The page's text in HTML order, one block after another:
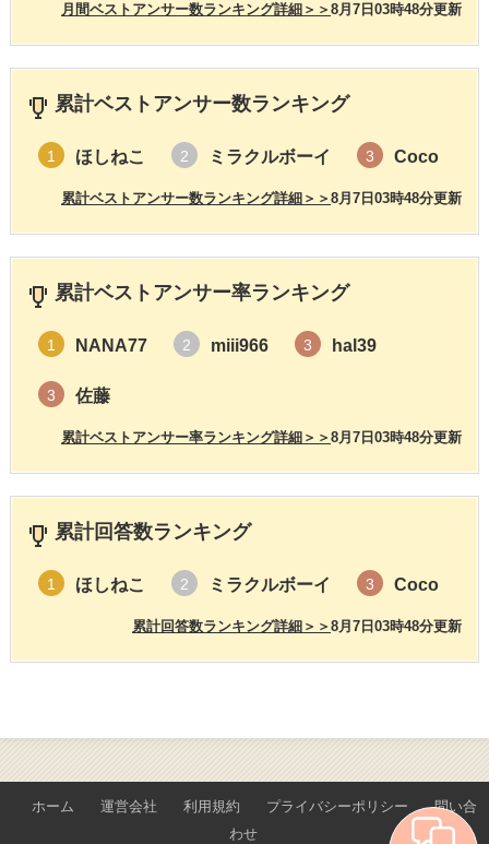
8月7日03時48分更新
月間ベストアンサー数ランキング詳細＞＞
累計ベストアンサー数ランキング
1 ほしねこ 2 ミラクルボーイ 3 Coco
8月7日03時48分更新
累計ベストアンサー数ランキング詳細＞＞
累計ベストアンサー率ランキング
1 NANA77 2 miii966 3 hal39
3 佐藤
8月7日03時48分更新
累計ベストアンサー率ランキング詳細＞＞
累計回答数ランキング
1 ほしねこ 2 ミラクルボーイ 3 Coco
8月7日03時48分更新
累計回答数ランキング詳細＞＞
ホーム 運営会社 利用規約 プライバシーポリシー
問い合
わせ